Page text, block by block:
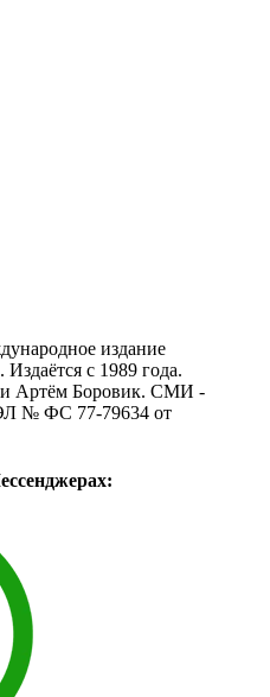
издание
с 1989 года.
Артём Боровик. CМИ -
ЭЛ № ФС 77-79634 от